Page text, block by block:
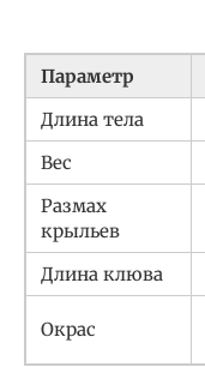
Параметр
Длина тела
Вес
Размах
крыльев
Длина клюва
Окрас